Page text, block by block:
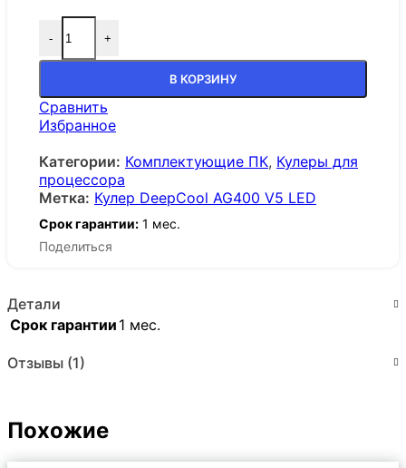
- +
В КОРЗИНУ
Сравнить
Избранное
Категории: Комплектующие ПК, Кулеры для
процессора
Метка: Кулер DeepCool AG400 V5 LED
Срок гарантии: 1 мес.
Поделиться
Детали
Срок гарантии 1 мес.
Отзывы (1)
Похожие